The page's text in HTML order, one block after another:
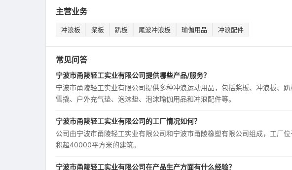
主营业务
冲浪板 桨板 趴板 尾波冲浪板 瑜伽用品 冲浪配件
常见问答
宁波市甬陵轻工实业有限公司提供哪些产品/服务？
宁波市甬陵轻工实业有限公司提供多种冲浪运动用品，包括桨板、冲浪板、
雪撬、户外充气垫、泡沫垫、泡沫瑜伽用品和冲浪配件等。
宁波市甬陵轻工实业有限公司的工厂情况如何？
公司由宁波市甬陵轻工实业有限公司和宁波市甬陵橡塑有限公司组成，工厂
积超40000平方米的建筑。
宁波市甬陵轻工实业有限公司在产品生产方面有什么经验？